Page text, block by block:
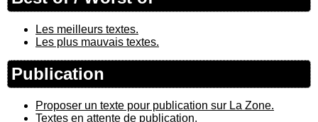
Les meilleurs textes.
Les plus mauvais textes.
Publication
Proposer un texte pour publication sur La Zone.
Textes en attente de publication.